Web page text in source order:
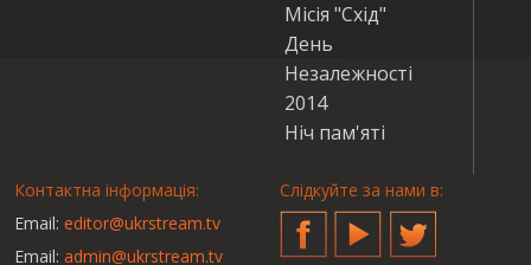
Місія "Схід"
День
Незалежності
2014
Ніч пам'яті
Контактна інформація:
Email: editor@ukrstream.tv
Email: admin@ukrstream.tv
Слідкуйте за нами в:
FacebookYouTubeTwitter